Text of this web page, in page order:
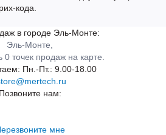
кода.
в городе Эль-Монте:
Эль-Монте,
0 точек продаж на карте.
Пн.-Пт.: 9.00-18.00
Позвоните нам:
мне